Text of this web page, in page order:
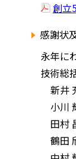
創立
感謝状
永年に
技術総
新井
小川
田村
鶴田